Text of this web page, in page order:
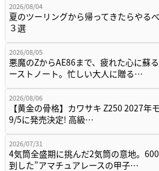
2026/08/04
夏のツーリングから帰ってきたらやる
３選
2026/08/05
悪魔のZからAE86まで、疲れた心に蘇
ーストノート。忙しい大人に贈る…
2026/08/06
【黄金の骨格】カワサキ Z250 2027年
9/5に発売決定! 高級…
2026/07/31
4気筒全盛期に挑んだ2気筒の意地。
到した”アマチュアレースの甲子…